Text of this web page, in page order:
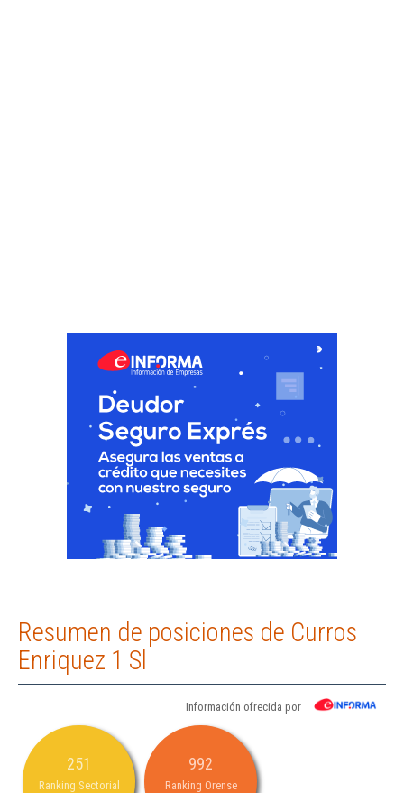
Resumen de posiciones de Curros
Enriquez 1 Sl
Información ofrecida por
251
Ranking Sectorial
992
Ranking Orense